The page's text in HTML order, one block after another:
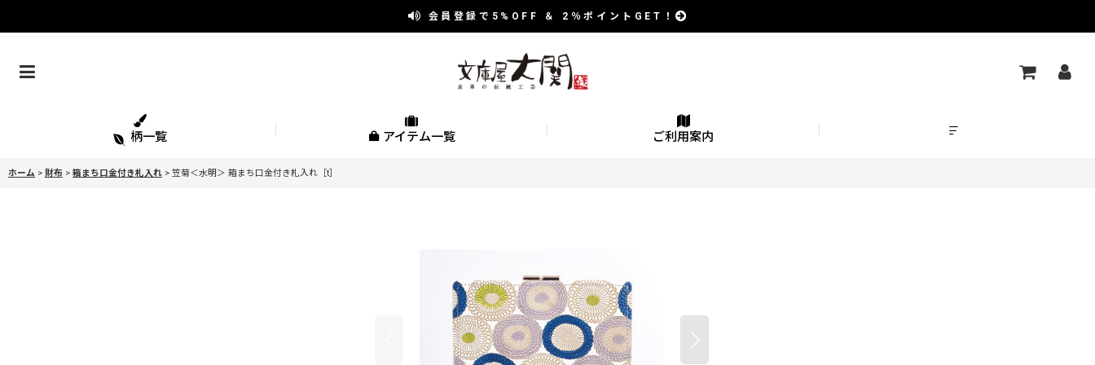
会員登録で 5%OFF ＆ 2％ポイントGET！
柄一覧 アイテム一覧 ご利用案内
ホーム > 財布 > 箱まち口金付き札入れ > 笠菊＜水明＞ 箱まち口金付き札入れ［t］